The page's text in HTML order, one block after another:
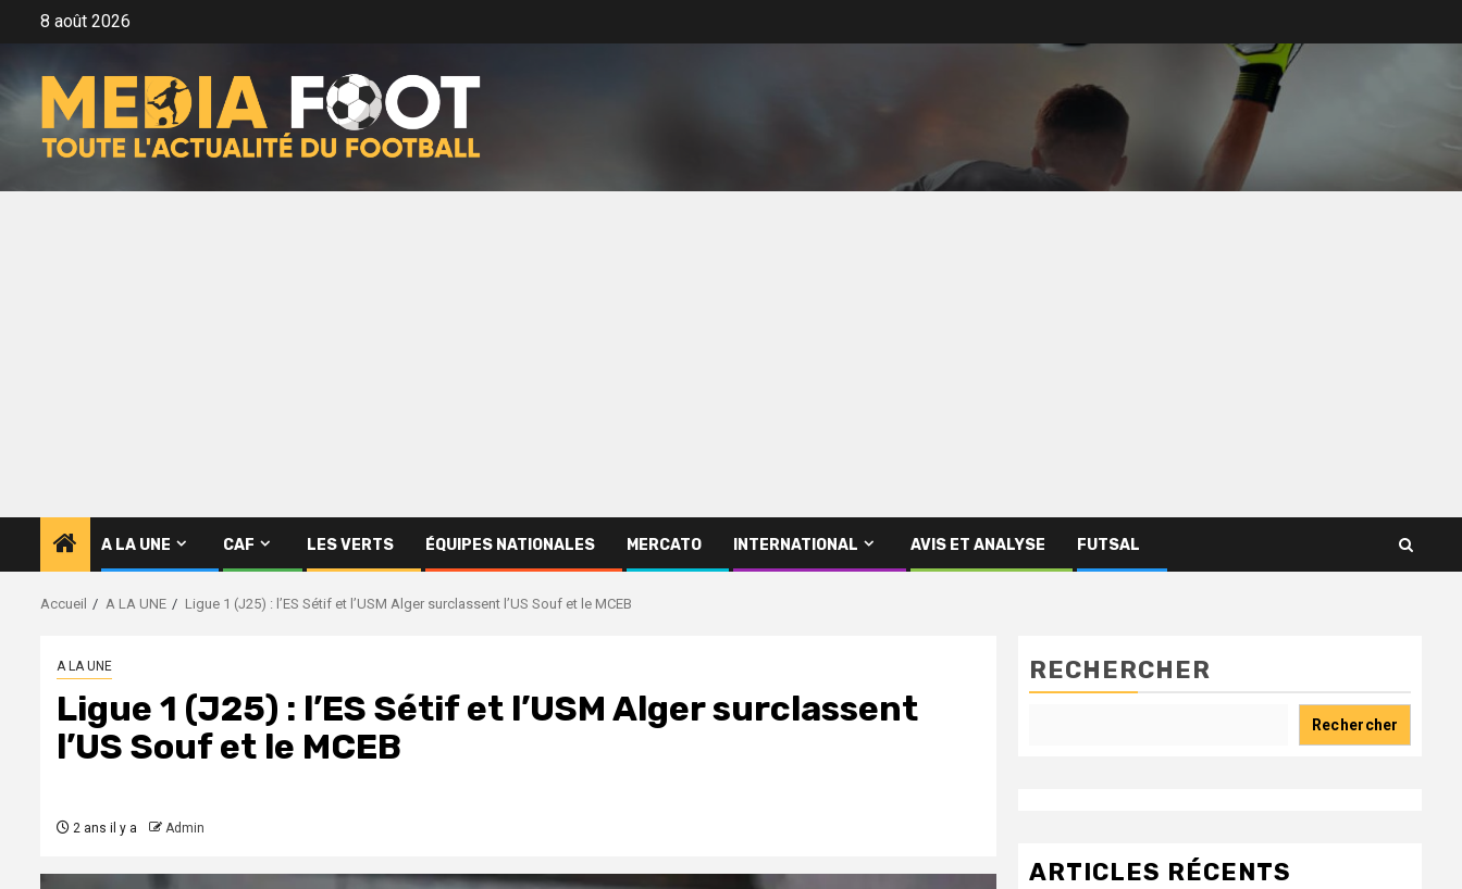
8 août 2026
A LA UNE CAF LES VERTS ÉQUIPES NATIONALES MERCATO INTERNATIONAL AVIS ET ANALYSE FUTSAL
Accueil A LA UNE Ligue 1 (J25) : l’ES Sétif et l’USM Alger surclassent l’US Souf et le MCEB
A LA UNE
Ligue 1 (J25) : l’ES Sétif et l’USM Alger surclassent
l’US Souf et le MCEB
2 ans il y a Admin
RECHERCHER
Rechercher
ARTICLES RÉCENTS